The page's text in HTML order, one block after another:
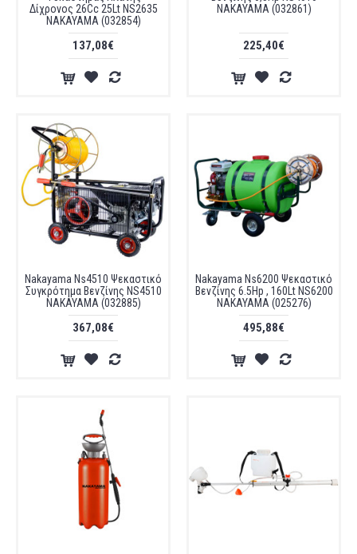
Δίχρονος 26Cc 25Lt NS2635
NAKAYAMA (032854)
137,08€
NAKAYAMA (032861)
225,40€
Nakayama Ns4510 Ψεκαστικό
Συγκρότημα Βενζίνης NS4510
NAKAYAMA (032885)
367,08€
Nakayama Ns6200 Ψεκαστικό
Βενζίνης 6.5Hp , 160Lt NS6200
NAKAYAMA (025276)
495,88€